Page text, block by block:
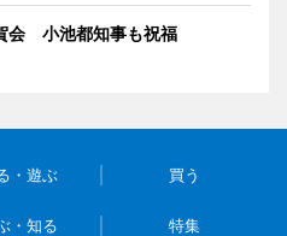
会 小池都知事も祝福
・遊ぶ 買う
・知る 特集